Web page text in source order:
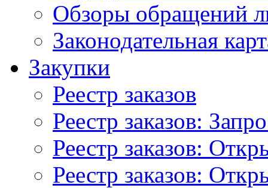
Обзоры обращений
Законодательная
Закупки
Реестр заказов
Реестр заказов:
Реестр заказов:
Реестр заказов: